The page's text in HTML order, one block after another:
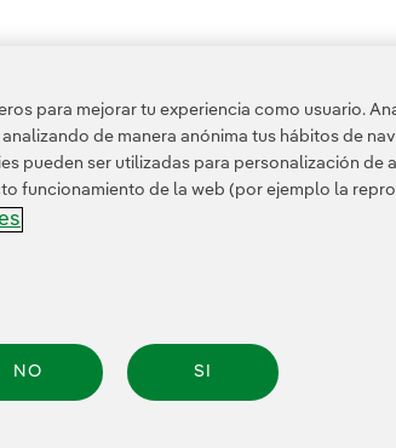
legal
en el uso de la IA
para mejorar tu experiencia como usuario.
de manera anónima tus hábitos de
pueden ser utilizadas para personalización de
funcionamiento de la web (por ejemplo la
NO SI